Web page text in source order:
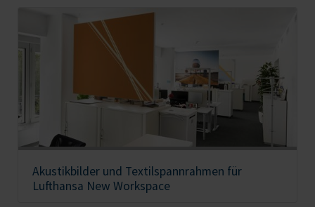
Akustikbilder und Textilspannrahmen für
Lufthansa New Workspace